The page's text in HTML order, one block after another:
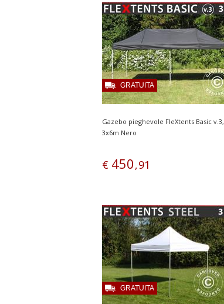
Gazebo pieghevole FleXtents Basic v.3,
3x6m Nero
€ 450,91
GRATUITA
GRATUITA